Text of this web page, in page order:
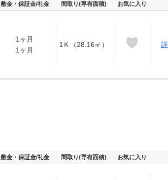
敷金・保証金/礼金 間取り(専有面積) お気に入り
1ヶ月
1ヶ月
1Ｋ（28.16㎡）
敷金・保証金/礼金 間取り(専有面積) お気に入り